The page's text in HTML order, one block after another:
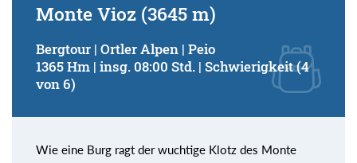
Monte Vioz (3645 m)
Bergtour | Ortler Alpen | Peio
1365 Hm | insg. 08:00 Std. | Schwierigkeit (4
von 6)
Wie eine Burg ragt der wuchtige Klotz des Monte